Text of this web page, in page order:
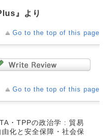
』より
Go to the top of this page
Go to the top of this page
・TPPの政治学 : 貿易
由化と安全保障・社会保